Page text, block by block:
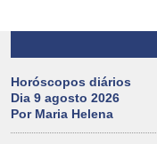
Horóscopos diários
Dia 9 agosto 2026
Por Maria Helena